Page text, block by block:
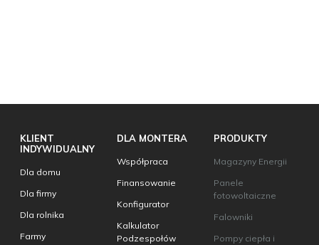
KLIENT
INDYWIDUALNY
Dla domu
Dla firmy
Dla rolnika
Farmy
DLA MONTERA
Współpraca
Finansowanie
Konfigurator
Kalkulator
Podzespołów
PRODUKTY
Magazyny Energii
Panele
fotowoltaiczne
Falowniki
Pompy ciepła i